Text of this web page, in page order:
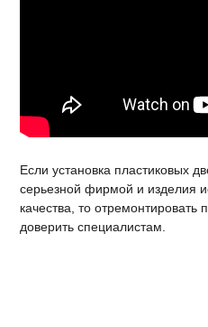
Если установка пластиковых
серьезной фирмой и изделия
качества, то отремонтировать
доверить специалистам.